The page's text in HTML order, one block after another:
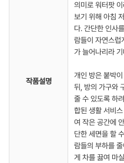
작품설명
의미로 워터팟
보기 위해 아침
다. 간단한 인사
람들이 자연스럽
가 늘어나리라
개인 방은 붙박
뒤, 방의 가구와
줄 수 있도록 하
합된 생활 서비
여 작은 공간에
단한 세면을 할
람들의 부하를
게 차를 끓여 마